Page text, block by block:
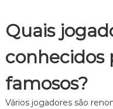
Quais
conhecidos
famosos?
Vários jogadores são